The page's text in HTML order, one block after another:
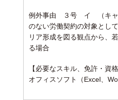
例外事由 ３号 イ （キャ
のない労働契約の対象とし
リア形成を図る観点から、
る場合
【必要なスキル、免許・資格
オフィスソフト（Excel、